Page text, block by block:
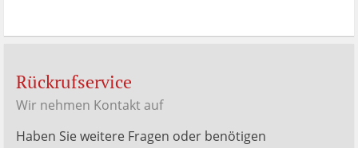
Rückrufservice
Wir nehmen Kontakt auf
Haben Sie weitere Fragen oder benötigen